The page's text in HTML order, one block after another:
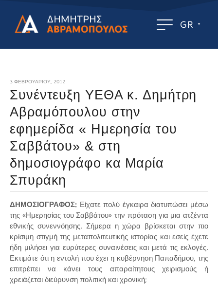
GR
3 ΦΕΒΡΟΥΑΡΊΟΥ, 2012
Συνέντευξη ΥΕΘΑ κ. Δημήτρη
Αβραμόπουλου στην
εφημερίδα « Ημερησία του
Σαββάτου» & στη
δημοσιογράφο κα Μαρία
Σπυράκη
ΔΗΜΟΣΙΟΓΡΑΦΟΣ: Είχατε πολύ έγκαιρα διατυπώσει μέσω
της «Ημερησίας του Σαββάτου» την πρόταση για μια ατζέντα
εθνικής συνεννόησης. Σήμερα η χώρα βρίσκεται στην πιο
κρίσιμη στιγμή της μεταπολιτευτικής ιστορίας και εσείς έχετε
ήδη μιλήσει για ευρύτερες συναινέσεις και μετά τις εκλογές.
Εκτιμάτε ότι η εντολή που έχει η κυβέρνηση Παπαδήμου, της
επιτρέπει να κάνει τους απαραίτητους χειρισμούς ή
χρειάζεται διεύρυνση πολιτική και χρονική;